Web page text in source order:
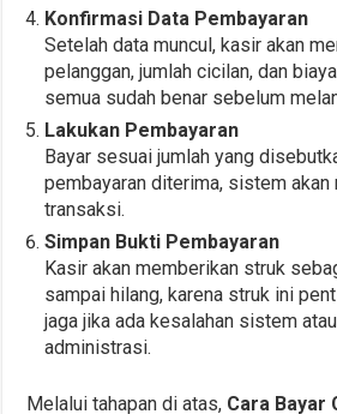
Konfirmasi Data Pembayaran
Setelah data muncul, kasir akan
pelanggan, jumlah cicilan, dan
semua sudah benar sebelum
Lakukan Pembayaran
Bayar sesuai jumlah yang
pembayaran diterima, sistem
transaksi.
Simpan Bukti Pembayaran
Kasir akan memberikan struk
sampai hilang, karena struk ini
jaga jika ada kesalahan sistem
administrasi.
Melalui tahapan di atas, Cara Bayar